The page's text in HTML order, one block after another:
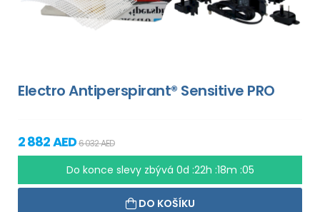
Electro Antiperspirant® Sensitive PRO
2 882 AED6 032 AED
Do konce slevy zbývá 0d :22h :18m :04
DO KOŠÍKU